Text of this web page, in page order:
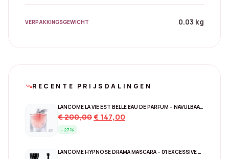
VERPAKKINGSGEWICHT 0.03 kg
trending_downRECENTE PRIJSDALINGEN
LANCÔME LA VIE EST BELLE EAU DE PARFUM – NAVULBAAR 150 ML
€200,00Original
€ 200,00.
€ 147,00
- 27%
LANCÔME HYPNÔSE DRAMA MASCARA – 01 EXCESSIVE BLACK